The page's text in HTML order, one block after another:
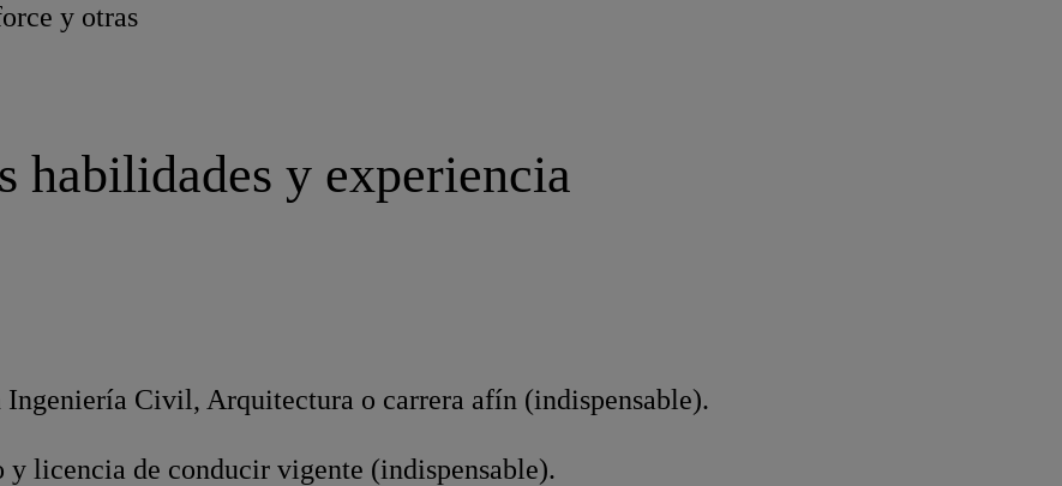
y otras
habilidades y experiencia
Civil, Arquitectura o carrera afín (indispensable).
y licencia de conducir vigente (indispensable).